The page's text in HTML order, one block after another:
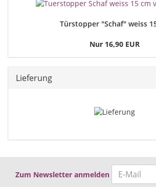
Türstopper "Schaf" weiss
Nur 16,90 EUR
Lieferung
Zum Newsletter anmelden